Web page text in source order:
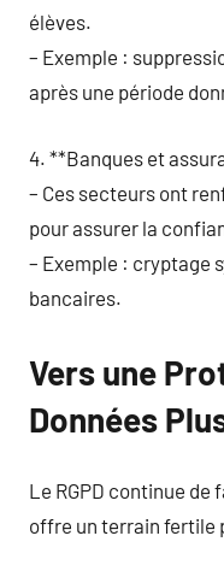
élèves.
– Exemple :
après une période
4. **Banques et
– Ces secteurs ont
pour assurer la
– Exemple : cryptage
bancaires.
Vers une
Données
Le RGPD continue de
offre un terrain fertile